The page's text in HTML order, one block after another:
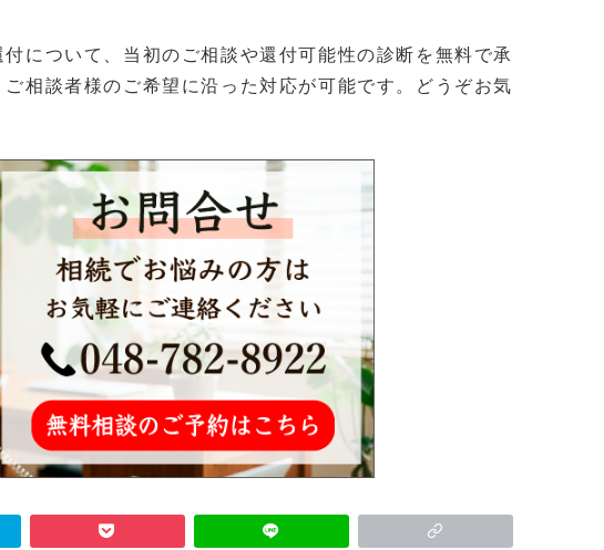
について、当初のご相談や還付可能性の診断を無料で承
相談者様のご希望に沿った対応が可能です。どうぞお気